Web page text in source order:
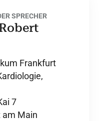
SPRECHER
Frankfurt
7
am Main